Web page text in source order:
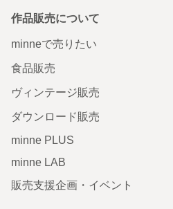
作品販売について
minneで売りたい
食品販売
ヴィンテージ販売
ダウンロード販売
minne PLUS
minne LAB
販売支援企画・イベント